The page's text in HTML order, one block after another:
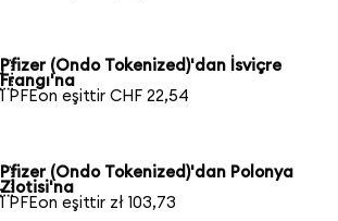
Pfizer (Ondo Tokenized)'dan İsviçre
Frangı'na
1 PFEon eşittir CHF 22,54
Pfizer (Ondo Tokenized)'dan Polonya
Zlotisi'na
1 PFEon eşittir zł 103,73